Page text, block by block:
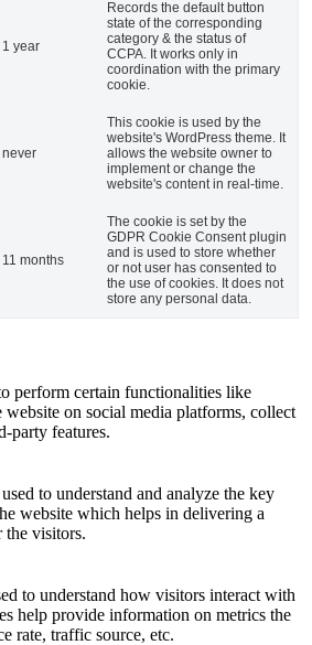
1 year
Records the default button
state of the corresponding
category & the status of
CCPA. It works only in
coordination with the primary
cookie.
never
This cookie is used by the
website's WordPress theme. It
allows the website owner to
implement or change the
website's content in real-time.
11 months
The cookie is set by the
GDPR Cookie Consent plugin
and is used to store whether
or not user has consented to
the use of cookies. It does not
store any personal data.
perform certain functionalities like
website on social media platforms, collect
party features.
to understand and analyze the key
website which helps in delivering a
the visitors.
to understand how visitors interact with
help provide information on metrics the
rate, traffic source, etc.